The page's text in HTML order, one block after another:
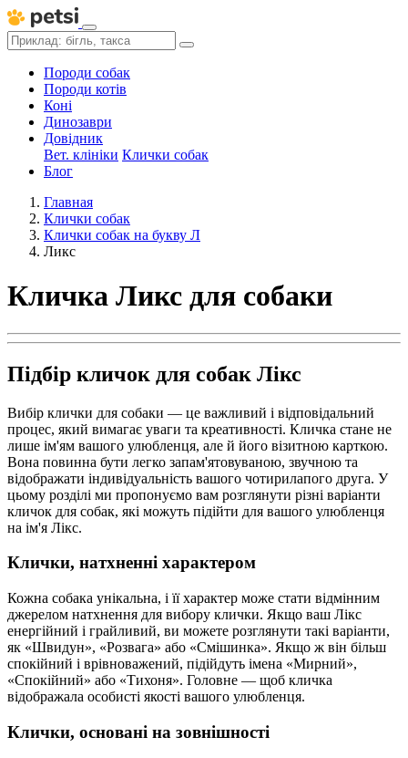
Породи собак
Породи котів
Коні
Динозаври
Довідник
Вет. клініки Клички собак
Блог
Главная
Клички собак
Клички собак на букву Л
Ликс
Кличка Ликс для собаки
Підбір кличок для собак Лікс
Вибір клички для собаки — це важливий і відповідальний
процес, який вимагає уваги та креативності. Кличка стане не
лише ім'ям вашого улюбленця, але й його візитною карткою.
Вона повинна бути легко запам'ятовуваною, звучною та
відображати індивідуальність вашого чотирилапого друга. У
цьому розділі ми пропонуємо вам розглянути різні варіанти
кличок для собак, які можуть підійти для вашого улюбленця
на ім'я Лікс.
Клички, натхненні характером
Кожна собака унікальна, і її характер може стати відмінним
джерелом натхнення для вибору клички. Якщо ваш Лікс
енергійний і грайливий, ви можете розглянути такі варіанти,
як «Швидун», «Розвага» або «Смішинка». Якщо ж він більш
спокійний і врівноважений, підійдуть імена «Мирний»,
«Спокійний» або «Тихоня». Головне — щоб кличка
відображала особисті якості вашого улюбленця.
Клички, основані на зовнішності